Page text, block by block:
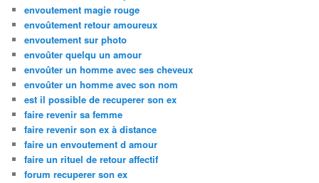
envoutement magie rouge
envoûtement retour amoureux
envoutement sur photo
envoûter quelqu un amour
envoûter un homme avec ses cheveux
envoûter un homme avec son nom
est il possible de recuperer son ex
faire revenir sa femme
faire revenir son ex à distance
faire un envoutement d amour
faire un rituel de retour affectif
forum recuperer son ex